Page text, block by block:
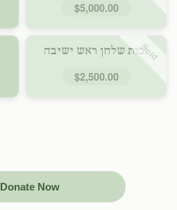
$5,000.00
Soldזכות שלחן ראש ישיבה
$2,500.00
Donate Now